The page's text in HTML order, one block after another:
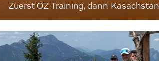
Zuerst OZ-Training, dann Kasachstan